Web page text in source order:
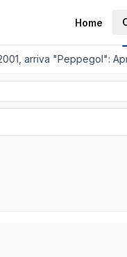
Home
arriva "Peppegol":